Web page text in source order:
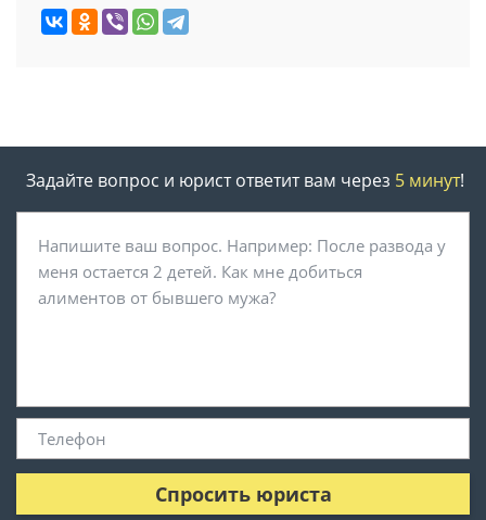
Задайте вопрос и юрист ответит вам через 5 минут!
Спросить юриста